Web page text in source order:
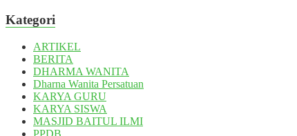
Kategori
ARTIKEL
BERITA
DHARMA WANITA
Dharna Wanita Persatuan
KARYA GURU
KARYA SISWA
MASJID BAITUL ILMI
PPDB